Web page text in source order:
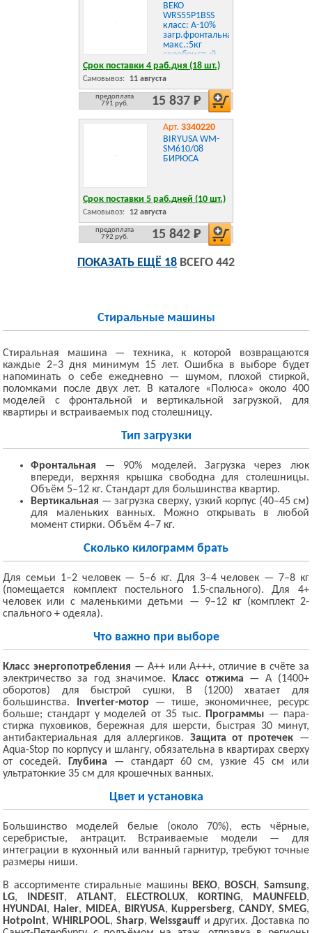
BEKO
WRS55P1BSS
класс: A-10%
загр.фронтальная
макс.:5кг
серебристый
Срок поставки 4 раб.дня (18 шт.)
Самовывоз: 11 августа
предоплата
791 руб.
15 837 Р
Арт. 3340220
BIRYUSA WM-
SM610/08
БИРЮСА
Срок поставки 5 раб.дней (10 шт.)
Самовывоз: 12 августа
предоплата
792 руб.
15 842 Р
ПОКАЗАТЬ ЕЩЁ 18 ВСЕГО 442
Стиральные машины
Стиральная машина — техника, к которой возвращаются
каждые 2–3 дня минимум 15 лет. Ошибка в выборе будет
напоминать о себе ежедневно — шумом, плохой стиркой,
поломками после двух лет. В каталоге «Полюса» около 400
моделей с фронтальной и вертикальной загрузкой, для
квартиры и встраиваемых под столешницу.
Тип загрузки
Фронтальная — 90% моделей. Загрузка через люк
впереди, верхняя крышка свободна для столешницы.
Объём 5–12 кг. Стандарт для большинства квартир.
Вертикальная — загрузка сверху, узкий корпус (40–45 см)
для маленьких ванных. Можно открывать в любой
момент стирки. Объём 4–7 кг.
Сколько килограмм брать
Для семьи 1–2 человек — 5–6 кг. Для 3–4 человек — 7–8 кг
(помещается комплект постельного 1.5-спального). Для 4+
человек или с маленькими детьми — 9–12 кг (комплект 2-
спального + одеяла).
Что важно при выборе
Класс энергопотребления — A++ или A+++, отличие в счёте за
электричество за год значимое.
Класс отжима — A (1400+
оборотов) для быстрой сушки, B (1200) хватает для
большинства.
Inverter-мотор — тише, экономичнее, ресурс
больше; стандарт у моделей от 35 тыс.
Программы — пара-
стирка пуховиков, бережная для шерсти, быстрая 30 минут,
антибактериальная для аллергиков. Защита от протечек —
Aqua-Stop по корпусу и шлангу, обязательна в квартирах сверху
от соседей.
Глубина — стандарт 60 см, узкие 45 см или
ультратонкие 35 см для крошечных ванных.
Цвет и установка
Большинство моделей белые (около 70%), есть чёрные,
серебристые, антрацит. Встраиваемые модели — для
интеграции в кухонный или ванный гарнитур, требуют точные
размеры ниши.
В ассортименте стиральные машины BEKO, BOSCH, Samsung,
LG, INDESIT,ATLANT, ELECTROLUX, KORTING, MAUNFELD,
HYUNDAI , Haier, MIDEA, BIRYUSA, Kuppersberg, CANDY, SMEG,
Hotpoint,WHIRLPOOL, Sharp,Weissgauff и других. Доставка по